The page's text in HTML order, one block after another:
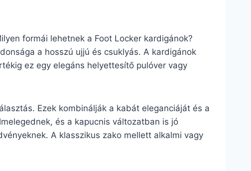
formái lehetnek a Foot Locker kardigánok?
a hosszú ujjú és csuklyás. A kardigánok
ez egy elegáns helyettesítő pulóver vagy
Ezek kombinálják a kabát eleganciáját és a
és a kapucnis változatban is jó
A klasszikus zako mellett alkalmi vagy